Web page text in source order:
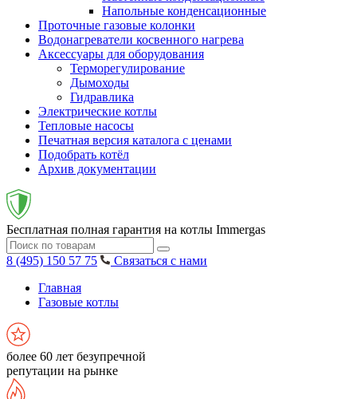
Напольные конденсационные
Проточные газовые колонки
Водонагреватели косвенного нагрева
Аксессуары для оборудования
Терморегулирование
Дымоходы
Гидравлика
Электрические котлы
Тепловые насосы
Печатная версия каталога с ценами
Подобрать котёл
Архив документации
Бесплатная полная гарантия на котлы Immergas
8 (495) 150 57 75
Связаться с нами
Главная
Газовые котлы
более 60 лет безупречной
репутации на рынке